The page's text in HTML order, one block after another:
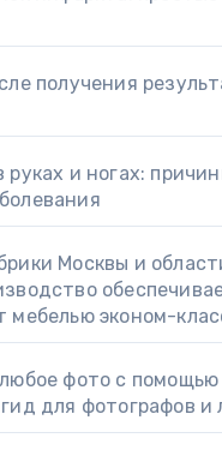
получения
руках и ногах:
Москвы и
мебелью эконом-
фото с помощью
для фотографов и